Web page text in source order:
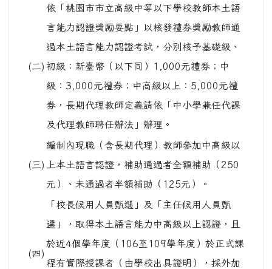
(二)
依「桃園市市立高級中等以下學校教師本土語
言能力認證獎勵要點」以核發禮券獎勵教師通
過本土語言能力認證考試，分別核予基礎級、
初級：新臺幣（以下同）1,000元禮券；中
級：3,000元禮券；中高級以上：5,000元禮
券，長期代理教師定義請依「中小學兼任代課
及代理教師聘任辦法」辦理。
(三)
編制內現職（含長期代理）教師參加中高級以
上本土語言認證，補助通過者全額補助（250
元）、未通過者半額補助（125元）。
(四)
「校長候用人員甄選」及「主任候用人員甄
選」，取得本土語言能力中高級以上認證，且
於近4個學年度（106至109學年度）於正式課
程有實際授課者（由學校出具證明），採外加